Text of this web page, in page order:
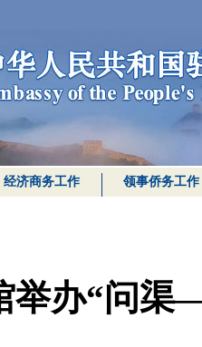
经济商务工作 领事侨务工作
举办“问